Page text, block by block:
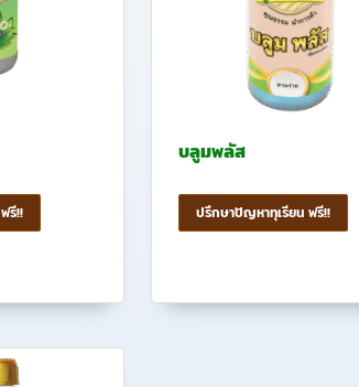
รี!!
บลูมพลัส
ปรึกษาปัญหาทุเรียน ฟรี!!